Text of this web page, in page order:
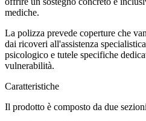
mediche.
La polizza prevede coperture che
dai ricoveri all'assistenza
psicologico e tutele specifiche
vulnerabilità.
Caratteristiche
Il prodotto è composto da due